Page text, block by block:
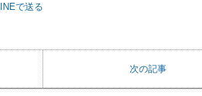
次の記事